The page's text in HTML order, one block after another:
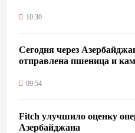
10:30
Сегодня через
отправлена пшеница и
09:54
Fitch улучшило оценку
Азербайджана